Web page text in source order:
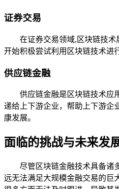
证券交易
在证券交易领域,区块链技
开始积极尝试利用区块链技术进
供应链金融
供应链金融是区块链技术应
递给上下游企业，帮助上下游企
康发展。
面临的挑战与未来发
尽管区块链金融技术具备诸
远无法满足大规模金融交易的巨